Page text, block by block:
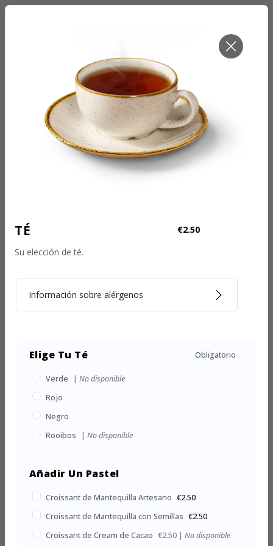
TÉ
€2.50
Su elección de té.
Información sobre alérgenos
Elige Tu Té Obligatorio
Verde | No disponible
Rojo
Negro
Rooibos
| No disponible
Añadir Un Pastel
Croissant de Mantequilla Artesano €2.50
Croissant de Mantequilla con Semillas €2.50
Croissant de Cream de Cacao €2.50 | No disponible